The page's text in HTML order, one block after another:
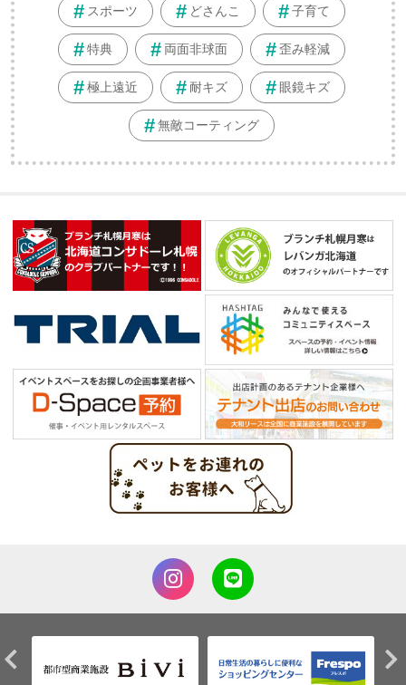
スポーツ どさんこ 子育て
特典 両面非球面 歪み軽減
極上遠近 耐キズ 眼鏡キズ
無敵コーティング